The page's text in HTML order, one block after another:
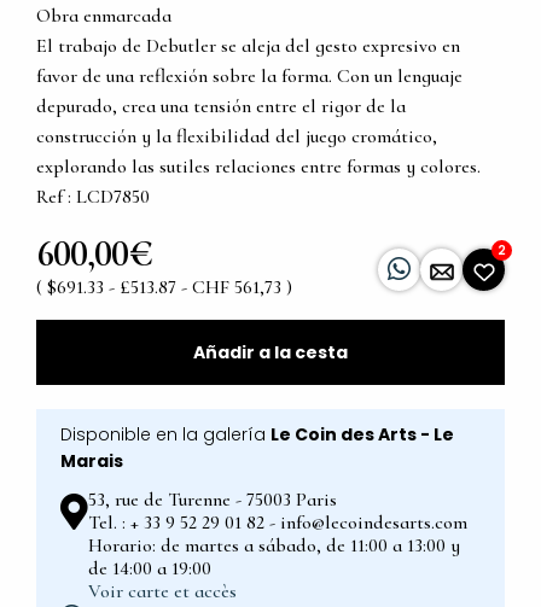
Obra enmarcada
El trabajo de Debutler se aleja del gesto expresivo en
favor de una reflexión sobre la forma. Con un lenguaje
depurado, crea una tensión entre el rigor de la
construcción y la flexibilidad del juego cromático,
explorando las sutiles relaciones entre formas y colores.
Ref : LCD7850
600,00€
( $691.33 - £513.87 - CHF 561,73 )
2
Añadir a la cesta
Disponible en la galería Le Coin des Arts - Le
Marais
53, rue de Turenne - 75003 Paris
Tel. : + 33 9 52 29 01 82 - info@lecoindesarts.com
Horario: de martes a sábado, de 11:00 a 13:00 y
de 14:00 a 19:00
Voir carte et accès